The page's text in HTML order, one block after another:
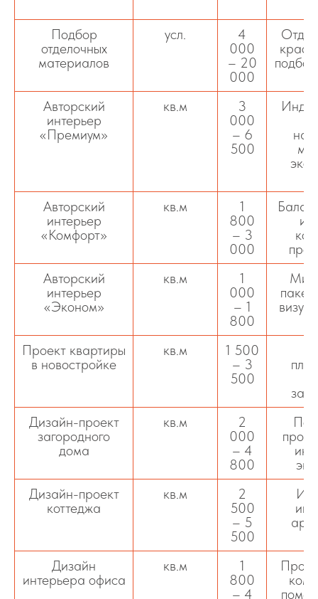
Подбор
отделочных
материалов
усл.
4
000
– 20
000
Авторский
интерьер
«Премиум»
кв.м
3
000
– 6
500
Авторский
интерьер
«Комфорт»
кв.м
1
800
– 3
000
и
Авторский
интерьер
«Эконом»
кв.м
1
000
– 1
800
Проект квартиры
в новостройке
кв.м
1 500
– 3
500
Дизайн-проект
загородного
дома
кв.м
2
000
– 4
800
Дизайн-проект
коттеджа
кв.м
2
500
– 5
500
Дизайн
интерьера офиса
кв.м
1
800
– 4